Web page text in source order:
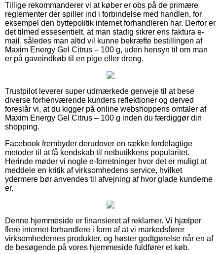
Tillige rekommanderer vi at køber er obs på de primære
reglementer der spiller ind i forbindelse med handlen, for
eksempel den byttepolitik internet forhandleren har. Derfor er
det tilmed essesentielt, at man stadig sikrer ens faktura e-
mail, således man altid vil kunne bekræfte bestillingen af
Maxim Energy Gel Citrus – 100 g, uden hensyn til om man
er på gaveindkøb til en pige eller dreng.
Trustpilot leverer super udmærkede genveje til at bese
diverse forhenværende kunders reflektioner og derved
foreslår vi, at du kigger på online webshoppens omtaler af
Maxim Energy Gel Citrus – 100 g inden du færdiggør din
shopping.
Facebook frembyder derudover en række fordelagtige
metoder til at få kendskab til netbutikkens popularitet.
Herinde møder vi nogle e-forretninger hvor det er muligt at
meddele en kritik af virksomhedens service, hvilket
ydermere bør anvendes til afvejning af hvor glade kunderne
er.
Denne hjemmeside er finansieret af reklamer. Vi hjælper
flere internet forhandlere i form af at vi markedsfører
virksomhedernes produkter, og høster godtgørelse når en af
de besøgende på vores hjemmeside fuldfører et køb.